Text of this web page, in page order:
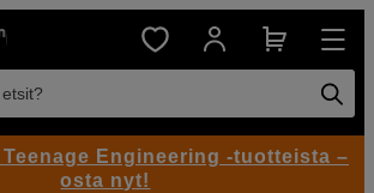
Engineering -tuotteista –
osta nyt!